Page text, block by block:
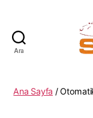
Ara
Ana Sayfa /